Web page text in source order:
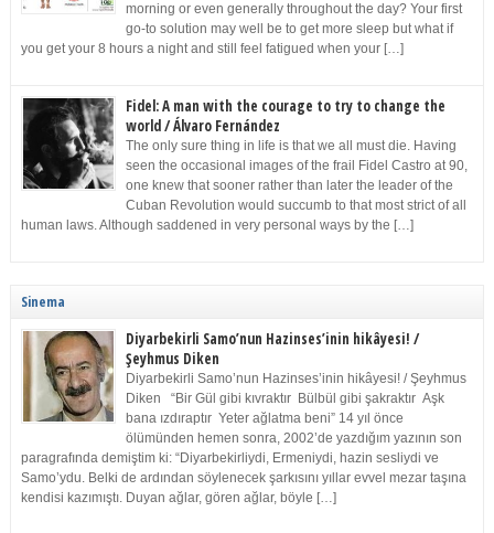
morning or even generally throughout the day? Your first
go-to solution may well be to get more sleep but what if
you get your 8 hours a night and still feel fatigued when your […]
Fidel: A man with the courage to try to change the
world / Álvaro Fernández
The only sure thing in life is that we all must die. Having
seen the occasional images of the frail Fidel Castro at 90,
one knew that sooner rather than later the leader of the
Cuban Revolution would succumb to that most strict of all
human laws. Although saddened in very personal ways by the […]
Sinema
Diyarbekirli Samo’nun Hazinses’inin hikâyesi! /
Şeyhmus Diken
Diyarbekirli Samo’nun Hazinses’inin hikâyesi! / Şeyhmus
Diken “Bir Gül gibi kıvraktır Bülbül gibi şakraktır Aşk
bana ızdıraptır Yeter ağlatma beni” 14 yıl önce
ölümünden hemen sonra, 2002’de yazdığım yazının son
paragrafında demiştim ki: “Diyarbekirliydi, Ermeniydi, hazin sesliydi ve
Samo’ydu. Belki de ardından söylenecek şarkısını yıllar evvel mezar taşına
kendisi kazımıştı. Duyan ağlar, gören ağlar, böyle […]